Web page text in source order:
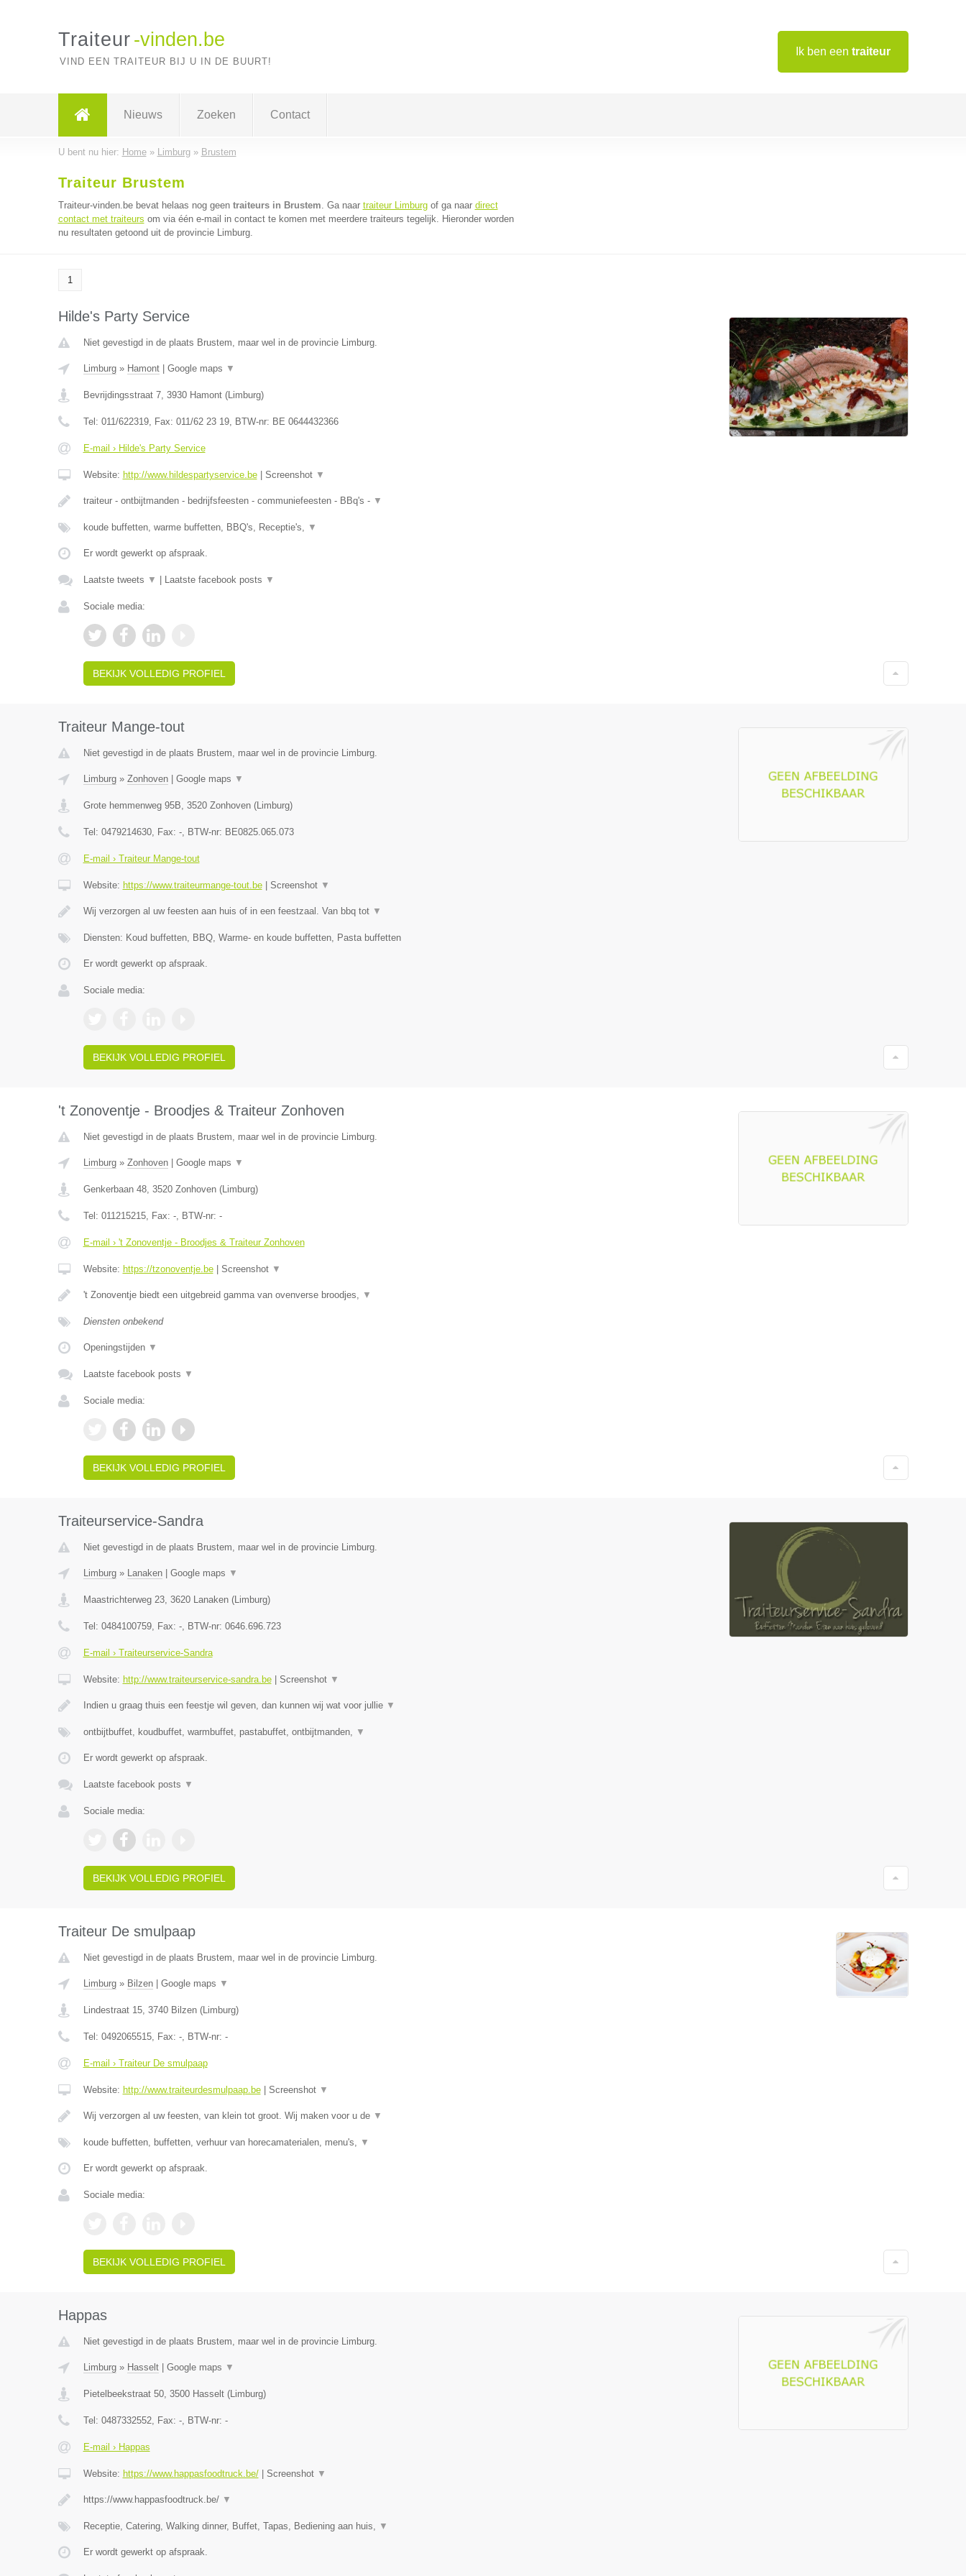
Ik ben een traiteur
Traiteur -vinden.be
VIND EEN TRAITEUR BIJ U IN DE BUURT!
Nieuws Zoeken Contact
U bent nu hier: Home» Limburg» Brustem
Traiteur Brustem
Traiteur-vinden.be bevat helaas nog geen traiteurs in Brustem. Ga naar traiteur Limburgof ga naar direct
contact met traiteurs om via één e-mail in contact te komen met meerdere traiteurs tegelijk. Hieronder worden
nu resultaten getoond uit de provincie Limburg.
1
Hilde's Party Service
Niet gevestigd in de plaats Brustem, maar wel in de provincie Limburg.
Limburg» Hamont| Google maps ▼
Bevrijdingsstraat 7, 3930 Hamont(Limburg)
Tel: 011/622319, Fax: 011/62 23 19, BTW-nr: BE 0644432366
E-mail › Hilde's Party Service
Website: http://www.hildespartyservice.be| Screenshot ▼
traiteur - ontbijtmanden - bedrijfsfeesten - communiefeesten - BBq's - ▼
koude buffetten, warme buffetten, BBQ's, Receptie's, ▼
Er wordt gewerkt op afspraak.
Laatste tweets ▼ Laatste facebook posts ▼
Sociale media:
BEKIJK VOLLEDIG PROFIEL
Traiteur Mange-tout
Niet gevestigd in de plaats Brustem, maar wel in de provincie Limburg.
Limburg» Zonhoven| Google maps ▼
Grote hemmenweg 95B, 3520 Zonhoven(Limburg)
Tel: 0479214630, Fax: -, BTW-nr: BE0825.065.073
E-mail › Traiteur Mange-tout
Website: https://www.traiteurmange-tout.be| Screenshot ▼
Wij verzorgen al uw feesten aan huis of in een feestzaal. Van bbq tot ▼
Diensten: Koud buffetten, BBQ, Warme- en koude buffetten, Pasta buffetten
Er wordt gewerkt op afspraak.
Sociale media:
BEKIJK VOLLEDIG PROFIEL
't Zonoventje - Broodjes & Traiteur Zonhoven
Niet gevestigd in de plaats Brustem, maar wel in de provincie Limburg.
Limburg» Zonhoven| Google maps ▼
Genkerbaan 48, 3520 Zonhoven(Limburg)
Tel: 011215215, Fax: -, BTW-nr: -
E-mail › 't Zonoventje - Broodjes & Traiteur Zonhoven
Website: https://tzonoventje.be| Screenshot ▼
't Zonoventje biedt een uitgebreid gamma van ovenverse broodjes, ▼
Diensten onbekend
Openingstijden ▼
Laatste facebook posts ▼
Sociale media:
BEKIJK VOLLEDIG PROFIEL
Traiteurservice-Sandra
Niet gevestigd in de plaats Brustem, maar wel in de provincie Limburg.
Limburg» Lanaken| Google maps ▼
Maastrichterweg 23, 3620 Lanaken(Limburg)
Tel: 0484100759, Fax: -, BTW-nr: 0646.696.723
E-mail › Traiteurservice-Sandra
Website: http://www.traiteurservice-sandra.be| Screenshot ▼
Indien u graag thuis een feestje wil geven, dan kunnen wij wat voor jullie ▼
ontbijtbuffet, koudbuffet, warmbuffet, pastabuffet, ontbijtmanden, ▼
Er wordt gewerkt op afspraak.
Laatste facebook posts ▼
Sociale media:
BEKIJK VOLLEDIG PROFIEL
Traiteur De smulpaap
Niet gevestigd in de plaats Brustem, maar wel in de provincie Limburg.
Limburg» Bilzen| Google maps ▼
Lindestraat 15, 3740 Bilzen(Limburg)
Tel: 0492065515, Fax: -, BTW-nr: -
E-mail › Traiteur De smulpaap
Website: http://www.traiteurdesmulpaap.be| Screenshot ▼
Wij verzorgen al uw feesten, van klein tot groot. Wij maken voor u de ▼
koude buffetten, buffetten, verhuur van horecamaterialen, menu's, ▼
Er wordt gewerkt op afspraak.
Sociale media:
BEKIJK VOLLEDIG PROFIEL
Happas
Niet gevestigd in de plaats Brustem, maar wel in de provincie Limburg.
Limburg» Hasselt| Google maps ▼
Pietelbeekstraat 50, 3500 Hasselt(Limburg)
Tel: 0487332552, Fax: -, BTW-nr: -
E-mail › Happas
Website: https://www.happasfoodtruck.be/| Screenshot ▼
https://www.happasfoodtruck.be/ ▼
Receptie, Catering, Walking dinner, Buffet, Tapas, Bediening aan huis, ▼
Er wordt gewerkt op afspraak.